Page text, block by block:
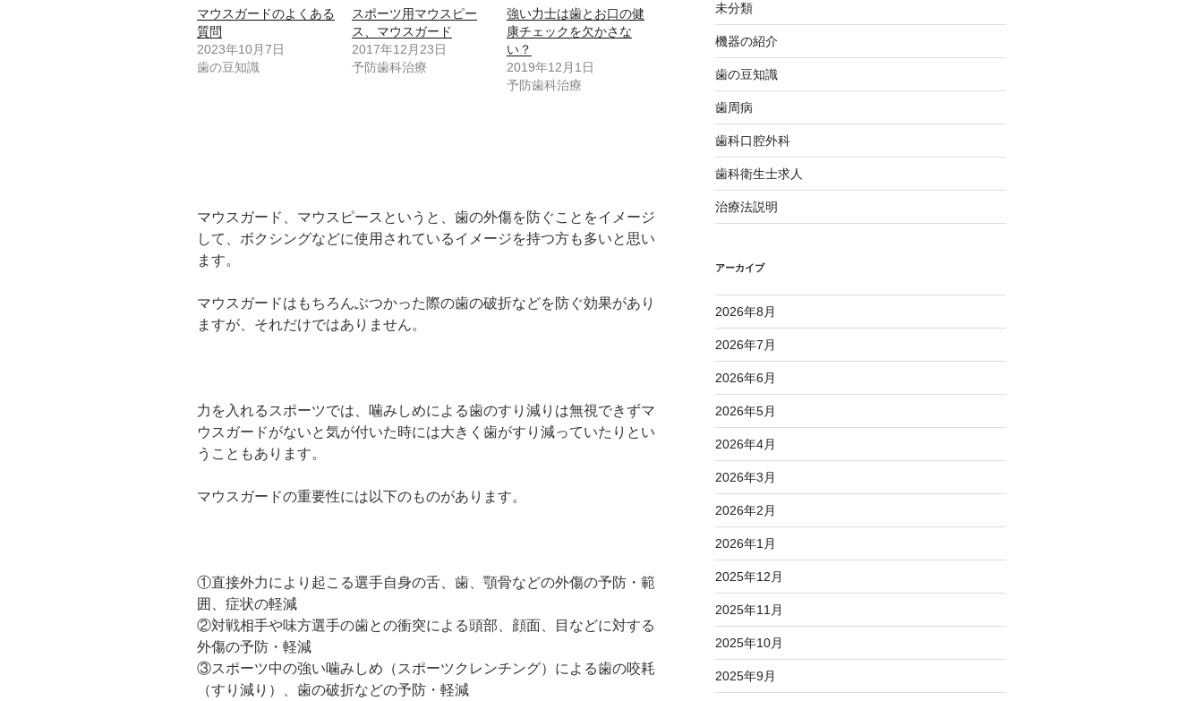
マウスガードのよくある
質問
2023年10月7日
歯の豆知識
スポーツ用マウスピー
ス、マウスガード
2017年12月23日
予防歯科治療
強い力士は歯とお口の健
康チェックを欠かさな
い？
2019年12月1日
予防歯科治療
マウスガード、マウスピースというと、歯の外傷を防ぐことをイメージ
して、ボクシングなどに使用されているイメージを持つ方も多いと思い
ます。
マウスガードはもちろんぶつかった際の歯の破折などを防ぐ効果があり
ますが、それだけではありません。
力を入れるスポーツでは、噛みしめによる歯のすり減りは無視できずマ
ウスガードがないと気が付いた時には大きく歯がすり減っていたりとい
うこともあります。
マウスガードの重要性には以下のものがあります。
①直接外力により起こる選手自身の舌、歯、顎骨などの外傷の予防・範
囲、症状の軽減
②対戦相手や味方選手の歯との衝突による頭部、顔面、目などに対する
外傷の予防・軽減
③スポーツ中の強い噛みしめ（スポーツクレンチング）による歯の咬耗
（すり減り）、歯の破折などの予防・軽減
未分類
機器の紹介
歯の豆知識
歯周病
歯科口腔外科
歯科衛生士求人
治療法説明
アーカイブ
2026年8月
2026年7月
2026年6月
2026年5月
2026年4月
2026年3月
2026年2月
2026年1月
2025年12月
2025年11月
2025年10月
2025年9月